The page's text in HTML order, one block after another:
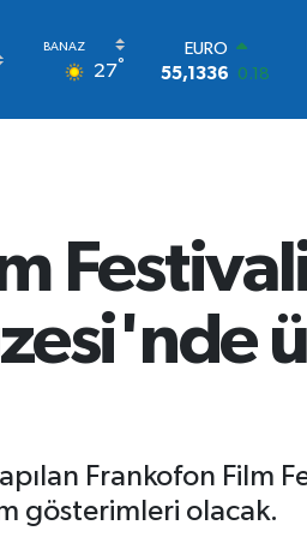
27°
STERLİN
64,2534
0.22
6518.23 0.39
DOLAR
47,5971 0.05
55,1336
0.18
Frankofon Film
gösterimleri olacak.